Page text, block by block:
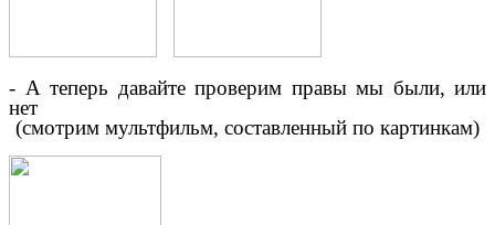
- А теперь давайте проверим правы мы были, или
нет
(смотрим мультфильм, составленный по картинкам)